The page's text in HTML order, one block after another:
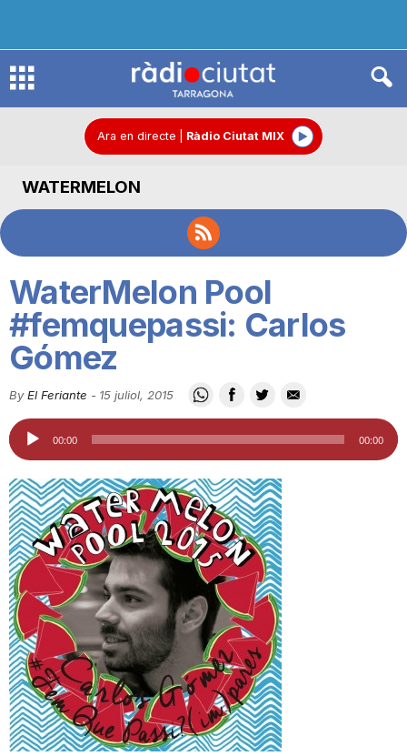
R
d
o
C
u
t
a
t
d
Ara en directe Ràdio Ciutat MIX
WATERMELON
WaterMelon Pool
#femquepassi: Carlos
Gómez
By El Feriante - 15 juliol, 2015
Reproductor
d'àudio
00:00 00:00